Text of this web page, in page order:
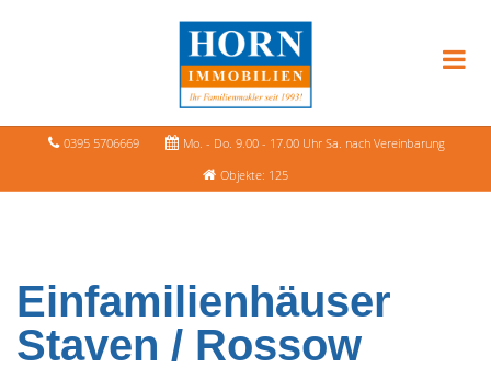
0395 5706669
Mo. - Do. 9.00 - 17.00 Uhr Sa. nach Vereinbarung
Objekte: 125
Einfamilienhäuser
Staven / Rossow